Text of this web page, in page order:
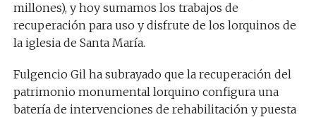
millones), y hoy sumamos los trabajos de
recuperación para uso y disfrute de los lorquinos de
la iglesia de Santa María.
Fulgencio Gil ha subrayado que la recuperación del
patrimonio monumental lorquino configura una
batería de intervenciones de rehabilitación y puesta